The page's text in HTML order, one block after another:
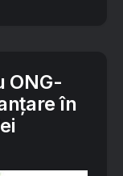
ONG-
în